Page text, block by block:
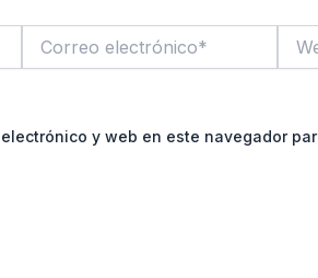
electrónico*
y web en este navegador